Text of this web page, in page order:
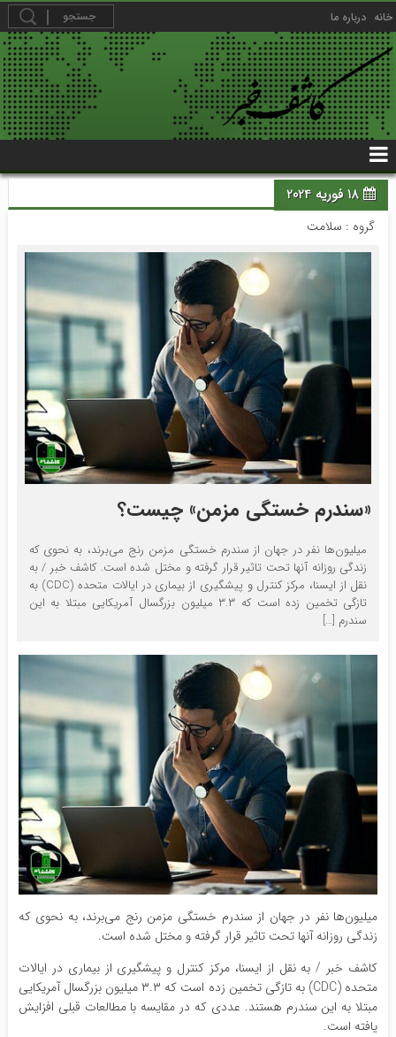
خانه درباره ما
18 فوریه 2024
گروه : سلامت
«سندرم خستگی مزمن» چیست؟
میلیون‌ها نفر در جهان از سندرم خستگی مزمن رنج می‌برند، به نحوی که
زندگی روزانه آنها تحت تاثیر قرار گرفته و مختل شده است. کاشف خبر / به
نقل از ایسنا، مرکز کنترل و پیشگیری از بیماری در ایالات متحده (CDC) به
تازگی تخمین زده است که ۳.۳ میلیون بزرگسال آمریکایی مبتلا به این
سندرم […]
میلیون‌ها نفر در جهان از سندرم خستگی مزمن رنج می‌برند، به نحوی که
زندگی روزانه آنها تحت تاثیر قرار گرفته و مختل شده است.
کاشف خبر / به نقل از ایسنا، مرکز کنترل و پیشگیری از بیماری در ایالات
متحده (CDC) به تازگی تخمین زده است که ۳.۳ میلیون بزرگسال آمریکایی
مبتلا به این سندرم هستند. عددی که در مقایسه با مطالعات قبلی افزایش
یافته است.